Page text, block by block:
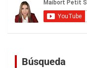
Búsqueda